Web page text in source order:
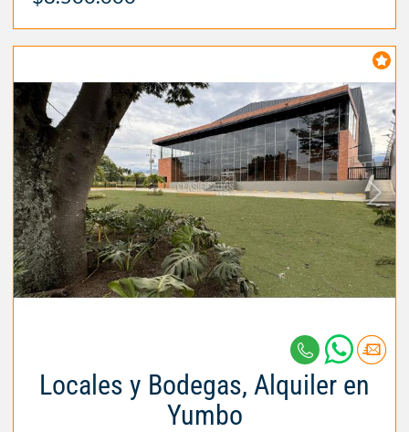
Locales y Bodegas, Alquiler en
Yumbo